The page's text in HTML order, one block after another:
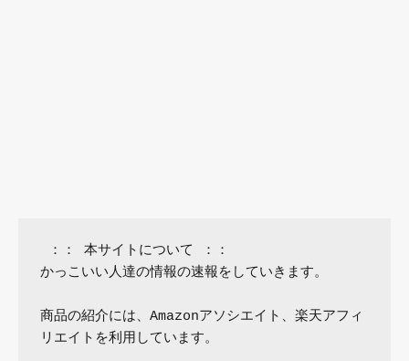
かっこいい人達の情報の速報をしていきます。
商品の紹介には、Amazonアソシエイト、楽天アフィ
リエイトを利用しています。